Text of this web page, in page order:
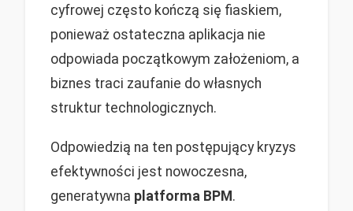
cyfrowej często kończą się fiaskiem,
ponieważ ostateczna aplikacja nie
odpowiada początkowym założeniom, a
biznes traci zaufanie do własnych
struktur technologicznych.
Odpowiedzią na ten postępujący kryzys
efektywności jest nowoczesna,
generatywna platforma BPM.